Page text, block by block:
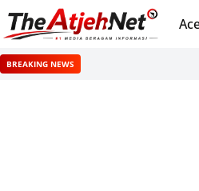
BREAKING NEWS